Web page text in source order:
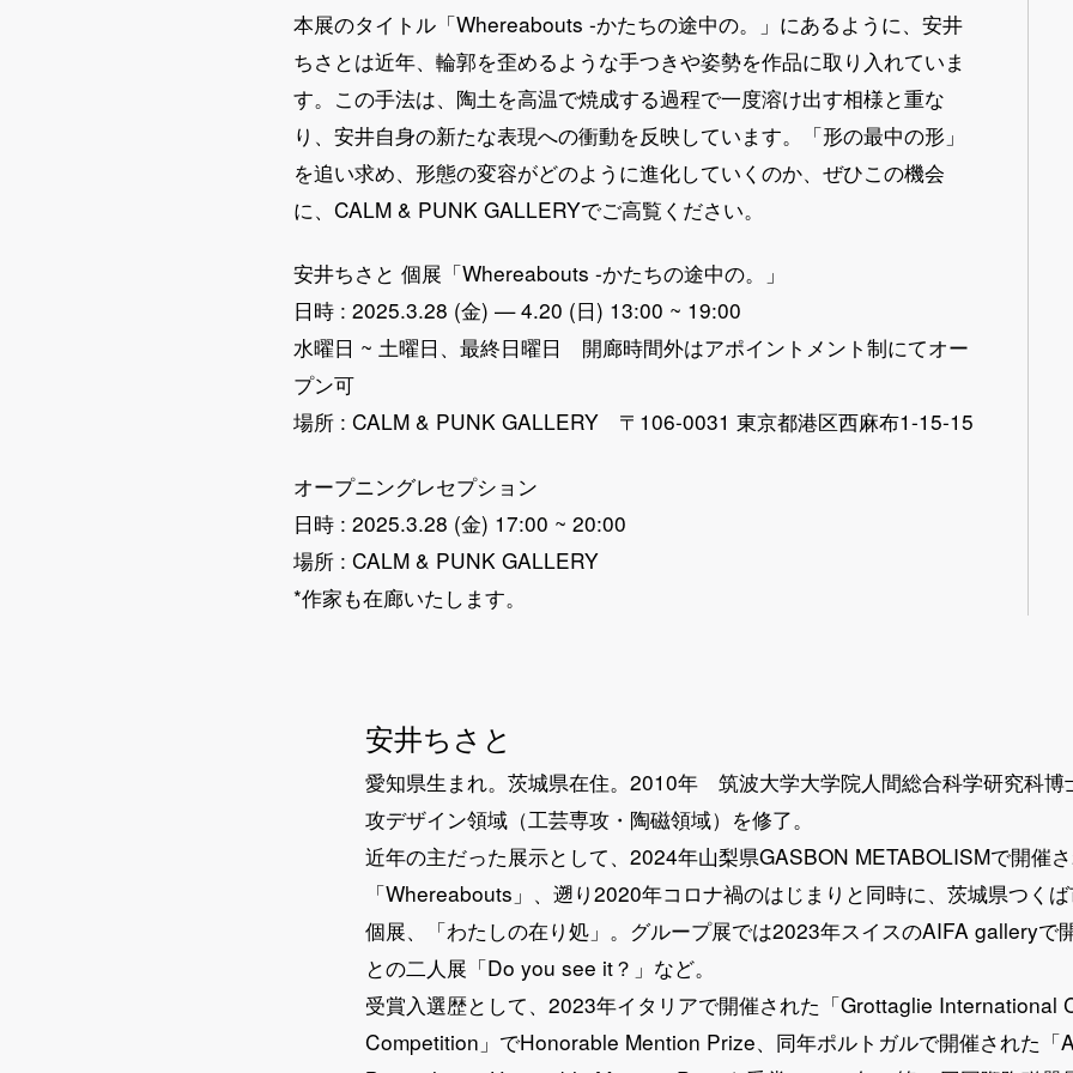
本展のタイトル「Whereabouts -かたちの途中の。」にあるように、安井
ちさとは近年、輪郭を歪めるような手つきや姿勢を作品に取り入れていま
す。この手法は、陶土を高温で焼成する過程で一度溶け出す相様と重な
り、安井自身の新たな表現への衝動を反映しています。「形の最中の形」
を追い求め、形態の変容がどのように進化していくのか、ぜひこの機会
に、CALM & PUNK GALLERYでご高覧ください。
安井ちさと 個展「Whereabouts -かたちの途中の。」
日時 : 2025.3.28 (金) — 4.20 (日) 13:00 ~ 19:00
水曜日 ~ 土曜日、最終日曜日 開廊時間外はアポイントメント制にてオー
プン可
場所 : CALM & PUNK GALLERY 〒106-0031 東京都港区西麻布1-15-15
オープニングレセプション
日時 : 2025.3.28 (金) 17:00 ~ 20:00
場所 : CALM & PUNK GALLERY
*作家も在廊いたします。
安井ちさと
愛知県生まれ。茨城県在住。2010年 筑波大学大学院人間総合科学研究科博
攻デザイン領域（工芸専攻・陶磁領域）を修了。
近年の主だった展示として、2024年山梨県GASBON METABOLISMで開催
「Whereabouts」、遡り2020年コロナ禍のはじまりと同時に、茨城県つく
個展、「わたしの在り処」。グループ展では2023年スイスのAIFA galleryで
との二人展「Do you see it？」など。
受賞入選歴として、2023年イタリアで開催された「Grottaglie International
Competition」でHonorable Mention Prize、同年ポルトガルで開催された「